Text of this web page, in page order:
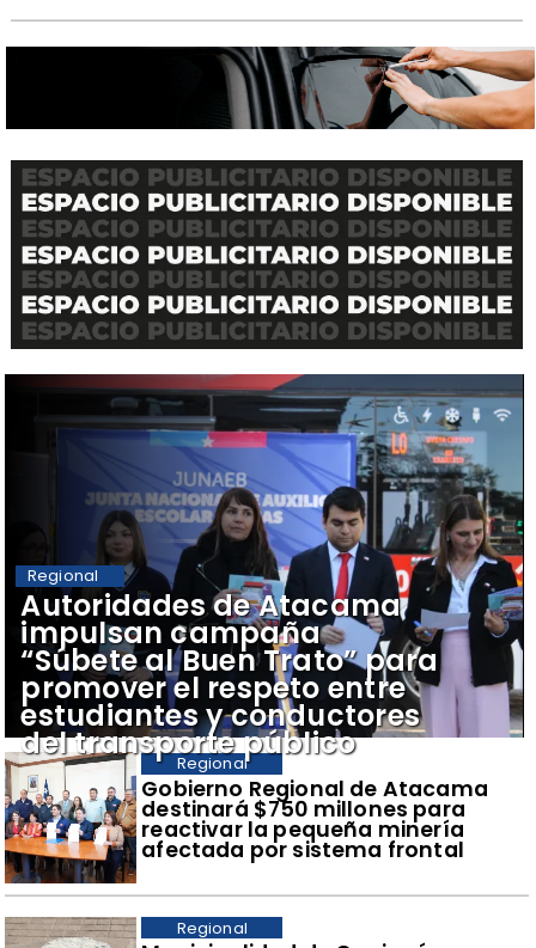
Gobierno Regional de Atacama
destinará $750 millones para
reactivar la pequeña minería
afectada por sistema frontal
Regional
Regional
Autoridades de Atacama
impulsan campaña
“Súbete al Buen Trato” para
promover el respeto entre
estudiantes y conductores
del transporte público
Regional